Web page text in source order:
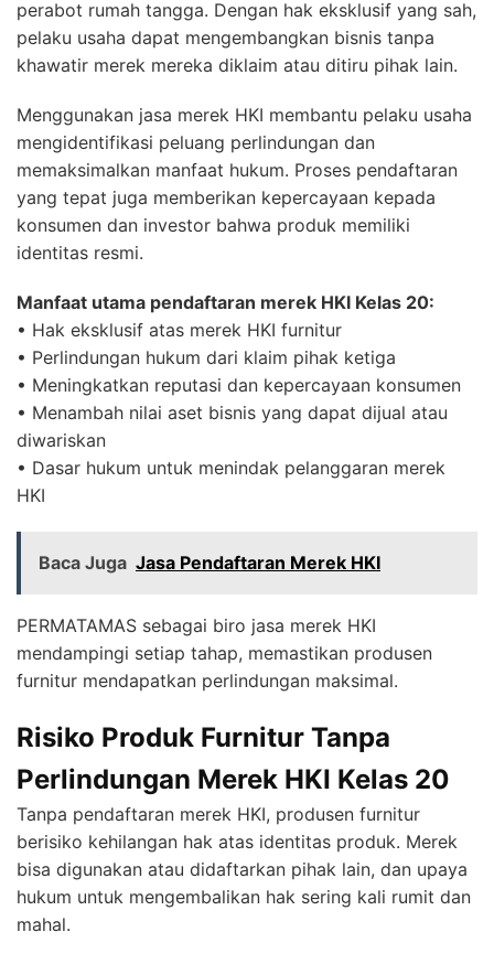
perabot rumah tangga. Dengan hak eksklusif yang sah,
pelaku usaha dapat mengembangkan bisnis tanpa
khawatir merek mereka diklaim atau ditiru pihak lain.
Menggunakan jasa merek HKI membantu pelaku usaha
mengidentifikasi peluang perlindungan dan
memaksimalkan manfaat hukum. Proses pendaftaran
yang tepat juga memberikan kepercayaan kepada
konsumen dan investor bahwa produk memiliki
identitas resmi.
Manfaat utama pendaftaran merek HKI Kelas 20:
• Hak eksklusif atas merek HKI furnitur
• Perlindungan hukum dari klaim pihak ketiga
• Meningkatkan reputasi dan kepercayaan konsumen
• Menambah nilai aset bisnis yang dapat dijual atau
diwariskan
• Dasar hukum untuk menindak pelanggaran merek
HKI
Baca Juga Jasa Pendaftaran Merek HKI
PERMATAMAS sebagai biro jasa merek HKI
mendampingi setiap tahap, memastikan produsen
furnitur mendapatkan perlindungan maksimal.
Risiko Produk Furnitur Tanpa
Perlindungan Merek HKI Kelas 20
Tanpa pendaftaran merek HKI, produsen furnitur
berisiko kehilangan hak atas identitas produk. Merek
bisa digunakan atau didaftarkan pihak lain, dan upaya
hukum untuk mengembalikan hak sering kali rumit dan
mahal.